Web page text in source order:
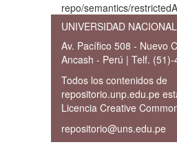
repo/semantics/
UNIVERSIDAD
Av. Pacífico 508 - Nuevo
Ancash - Perú | Telf.
Todos los contenidos de
repositorio.unp.edu.pe
Licencia Creative
repositorio@uns.edu.pe